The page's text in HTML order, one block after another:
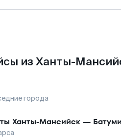
из Ханты-
города
Ханты-Мансийск — Батуми